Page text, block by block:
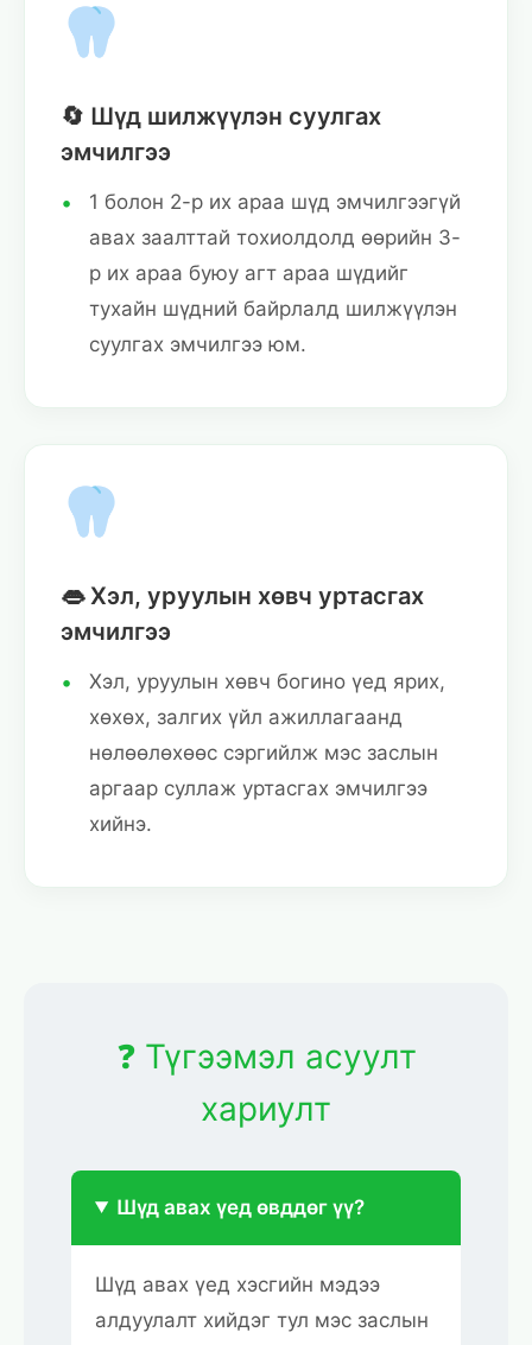
🔄 Шүд шилжүүлэн суулгах
эмчилгээ
1 болон 2-р их араа шүд эмчилгээгүй
авах заалттай тохиолдолд өөрийн 3-
р их араа буюу агт араа шүдийг
тухайн шүдний байрлалд шилжүүлэн
суулгах эмчилгээ юм.
👄 Хэл, уруулын хөвч уртасгах
эмчилгээ
Хэл, уруулын хөвч богино үед ярих,
хөхөх, залгих үйл ажиллагаанд
нөлөөлөхөөс сэргийлж мэс заслын
аргаар суллаж уртасгах эмчилгээ
хийнэ.
❓ Түгээмэл асуулт
хариулт
Шүд авах үед өвддөг үү?
Шүд авах үед хэсгийн мэдээ
алдуулалт хийдэг тул мэс заслын